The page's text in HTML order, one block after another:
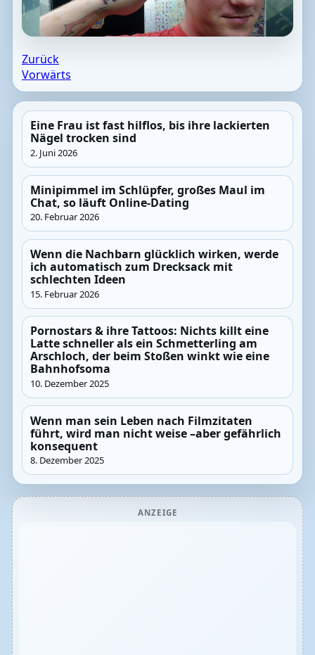
Zurück
Vorwärts
Eine Frau ist fast hilflos, bis ihre lackierten
Nägel trocken sind
2. Juni 2026
Minipimmel im Schlüpfer, großes Maul im
Chat, so läuft Online-Dating
20. Februar 2026
Wenn die Nachbarn glücklich wirken, werde
ich automatisch zum Drecksack mit
schlechten Ideen
15. Februar 2026
Pornostars & ihre Tattoos: Nichts killt eine
Latte schneller als ein Schmetterling am
Arschloch, der beim Stoßen winkt wie eine
Bahnhofsoma
10. Dezember 2025
Wenn man sein Leben nach Filmzitaten
führt, wird man nicht weise –aber gefährlich
konsequent
8. Dezember 2025
ANZEIGE